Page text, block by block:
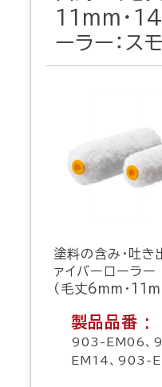
11mm・
ーラー：ス
塗料の含み・吐き
ァイバーローラー
（毛丈6mm・
製品品番 :
903-EM06、
EM14、903-